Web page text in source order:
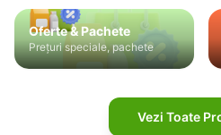
Oferte & Pachete
Prețuri speciale, pachete
Vezi Toate